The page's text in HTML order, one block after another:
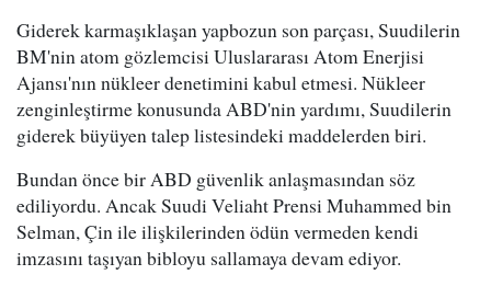
Giderek karmaşıklaşan yapbozun son parçası, Suudilerin
BM'nin atom gözlemcisi Uluslararası Atom Enerjisi
Ajansı'nın nükleer denetimini kabul etmesi. Nükleer
zenginleştirme konusunda ABD'nin yardımı, Suudilerin
giderek büyüyen talep listesindeki maddelerden biri.
Bundan önce bir ABD güvenlik anlaşmasından söz
ediliyordu. Ancak Suudi Veliaht Prensi Muhammed bin
Selman, Çin ile ilişkilerinden ödün vermeden kendi
imzasını taşıyan bibloyu sallamaya devam ediyor.